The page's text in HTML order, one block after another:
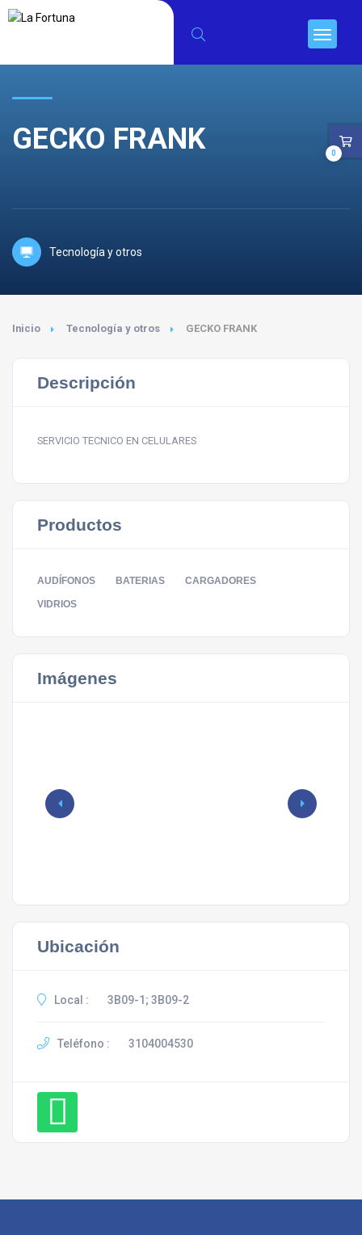
GECKO FRANK
Tecnología y otros
Inicio Tecnología y otros GECKO FRANK
Descripción
SERVICIO TECNICO EN CELULARES
Productos
AUDÍFONOS BATERIAS CARGADORES
VIDRIOS
Imágenes
Ubicación
Local : 3B09-1; 3B09-2
Teléfono : 3104004530
0